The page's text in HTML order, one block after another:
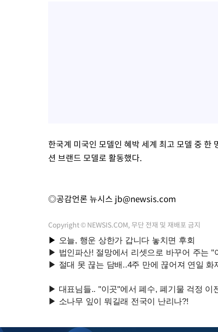
한국계 미국인 모델인 혜박 세계 최고 모델 중
션 브랜드 모델로 활동했다.
◎공감언론 뉴시스 jb@newsis.com
Copyright © NEWSIS.COM, 무단 전재 및 재배포 금지